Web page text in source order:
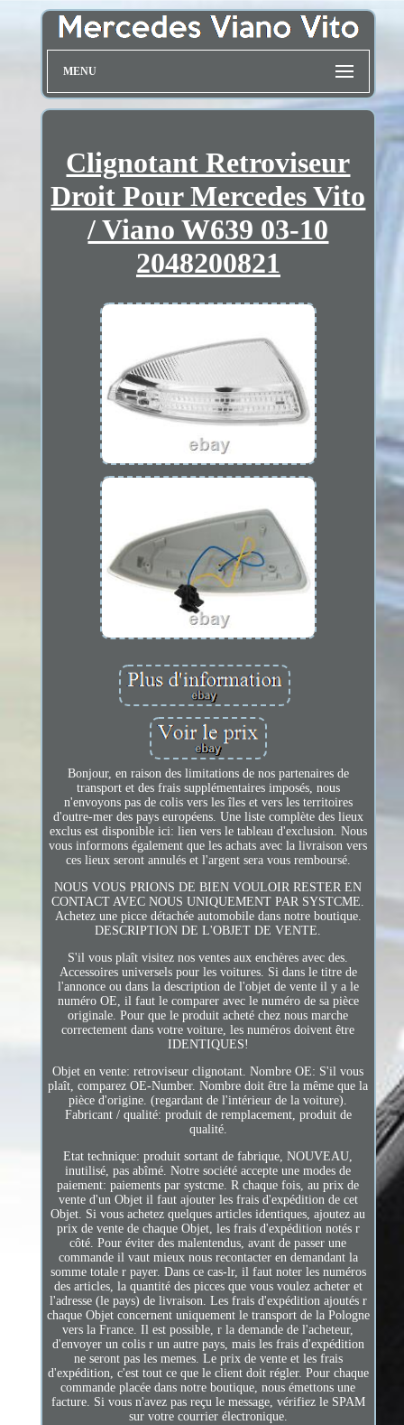
MENU
Clignotant Retroviseur
Droit Pour Mercedes Vito
/ Viano W639 03-10
2048200821
Bonjour, en raison des limitations de nos partenaires de
transport et des frais supplémentaires imposés, nous
n'envoyons pas de colis vers les îles et vers les territoires
d'outre-mer des pays européens. Une liste complète des lieux
exclus est disponible ici: lien vers le tableau d'exclusion. Nous
vous informons également que les achats avec la livraison vers
ces lieux seront annulés et l'argent sera vous remboursé.
NOUS VOUS PRIONS DE BIEN VOULOIR RESTER EN
CONTACT AVEC NOUS UNIQUEMENT PAR SYSTCME.
Achetez une picce détachée automobile dans notre boutique.
DESCRIPTION DE L'OBJET DE VENTE.
S'il vous plaît visitez nos ventes aux enchères avec des.
Accessoires universels pour les voitures. Si dans le titre de
l'annonce ou dans la description de l'objet de vente il y a le
numéro OE, il faut le comparer avec le numéro de sa pièce
originale. Pour que le produit acheté chez nous marche
correctement dans votre voiture, les numéros doivent être
IDENTIQUES!
Objet en vente: retroviseur clignotant. Nombre OE: S'il vous
plaît, comparez OE-Number. Nombre doit être la même que la
pièce d'origine. (regardant de l'intérieur de la voiture).
Fabricant / qualité: produit de remplacement, produit de
qualité.
Etat technique: produit sortant de fabrique, NOUVEAU,
inutilisé, pas abîmé. Notre société accepte une modes de
paiement: paiements par systcme. R chaque fois, au prix de
vente d'un Objet il faut ajouter les frais d'expédition de cet
Objet. Si vous achetez quelques articles identiques, ajoutez au
prix de vente de chaque Objet, les frais d'expédition notés r
côté. Pour éviter des malentendus, avant de passer une
commande il vaut mieux nous recontacter en demandant la
somme totale r payer. Dans ce cas-lr, il faut noter les numéros
des articles, la quantité des picces que vous voulez acheter et
l'adresse (le pays) de livraison. Les frais d'expédition ajoutés r
chaque Objet concernent uniquement le transport de la Pologne
vers la France. Il est possible, r la demande de l'acheteur,
d'envoyer un colis r un autre pays, mais les frais d'expédition
ne seront pas les memes. Le prix de vente et les frais
d'expédition, c'est tout ce que le client doit régler. Pour chaque
commande placée dans notre boutique, nous émettons une
facture. Si vous n'avez pas reçu le message, vérifiez le SPAM
sur votre courrier électronique.